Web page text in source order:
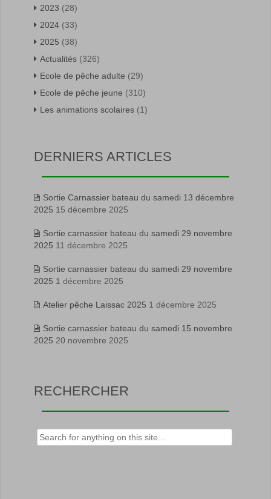
2023 (28)
2024 (33)
2025 (38)
Actualités (326)
Ecole de pêche adulte (29)
Ecole de pêche jeune (310)
Les animations scolaires (1)
DERNIERS ARTICLES
Sortie Carnassier bateau du samedi 13 décembre
2025 15 décembre 2025
Sortie carnassier bateau du samedi 29 novembre
2025 11 décembre 2025
Sortie carnassier bateau du samedi 29 novembre
2025 1 décembre 2025
Atelier pêche Laissac 2025 1 décembre 2025
Sortie carnassier bateau du samedi 15 novembre
2025 20 novembre 2025
RECHERCHER
Rechercher :